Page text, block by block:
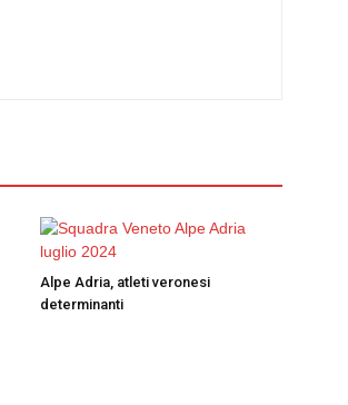
Alpe Adria, atleti veronesi
determinanti